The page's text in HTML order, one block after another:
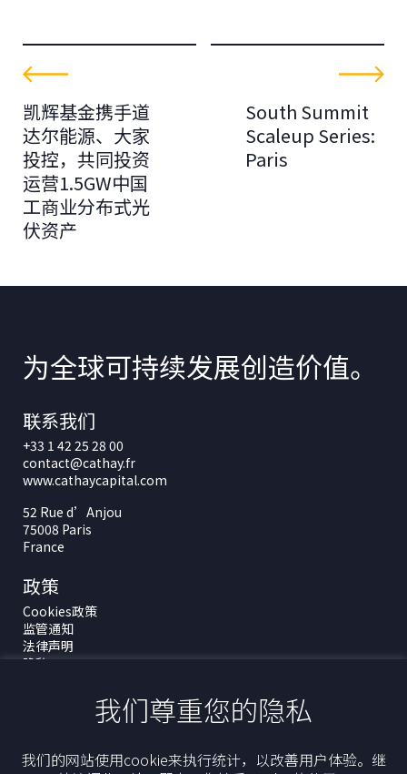
凯辉基金携手道
达尔能源、大家
投控，共同投资
运营1.5GW中国
工商业分布式光
伏资产
South Summit
Scaleup Series:
Paris
为全球可持续发展创造价值。
联系我们
+33 1 42 25 28 00
contact@cathay.fr
www.cathaycapital.com
52 Rue d’Anjou
75008 Paris
France
政策
Cookies政策
监管通知
法律声明
隐私
我们尊重您的隐私
我们的网站使用cookie来执行统计，以改善用户体验。继